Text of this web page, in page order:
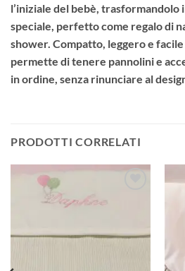
l’iniziale del bebè, trasformandolo
speciale, perfetto come regalo di
shower. Compatto, leggero e
permette di tenere pannolini e
in ordine, senza rinunciare al
PRODOTTI CORRELATI